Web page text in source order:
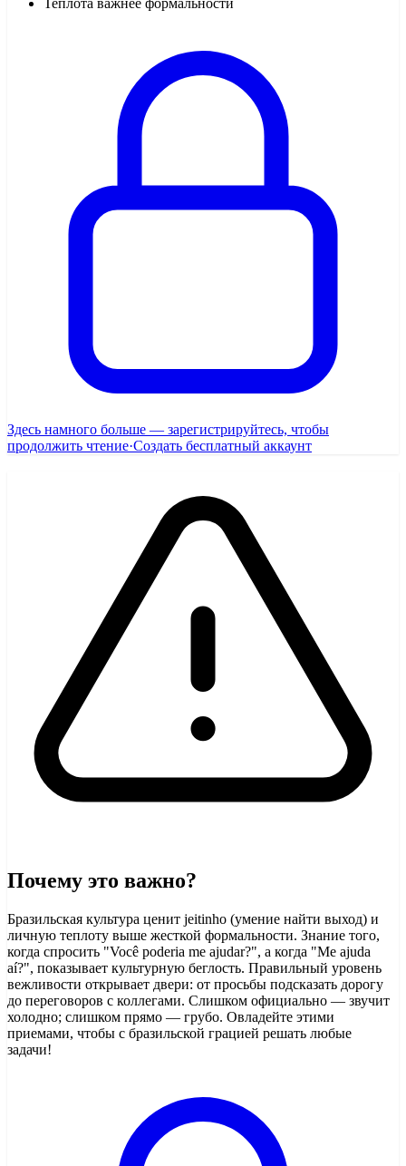
Здесь намного больше — зарегистрируйтесь, чтобы
продолжить чтение·Создать бесплатный аккаунт
Почему это важно?
Бразильская культура ценит jeitinho (умение найти выход) и
личную теплоту выше жесткой формальности. Знание того,
когда спросить "Você poderia me ajudar?", а когда "Me ajuda
aí?", показывает культурную беглость. Правильный уровень
вежливости открывает двери: от просьбы подсказать дорогу
до переговоров с коллегами. Слишком официально — звучит
холодно; слишком прямо — грубо. Овладейте этими
приемами, чтобы с бразильской грацией решать любые
задачи!